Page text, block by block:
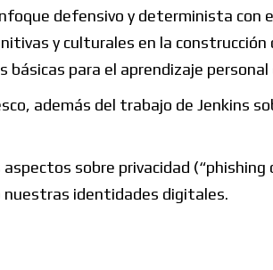
defensivo y determinista con
y culturales en la
básicas para el aprendizaje personal
además del trabajo de Jenkins
sobre privacidad
nuestras identidades digitales.